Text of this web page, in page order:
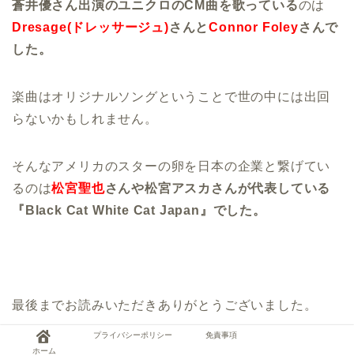
蒼井優さん出演のユニクロのCM曲を歌っているのは
Dresage(ドレッサージュ)さんとConnor Foleyさんで
した。
楽曲はオリジナルソングということで世の中には出回
らないかもしれません。
そんなアメリカのスターの卵を日本の企業と繋げてい
るのは松宮聖也さんや松宮アスカさんが代表している
『Black Cat White Cat Japan』でした。
最後までお読みいただきありがとうございました。
ホーム
プライバシーポリシー 免責事項